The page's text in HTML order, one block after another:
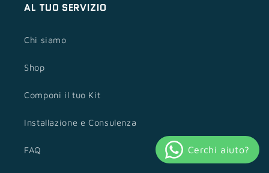
AL TUO SERVIZIO
Chi siamo
Shop
Componi il tuo Kit
Installazione e Consulenza
FAQ